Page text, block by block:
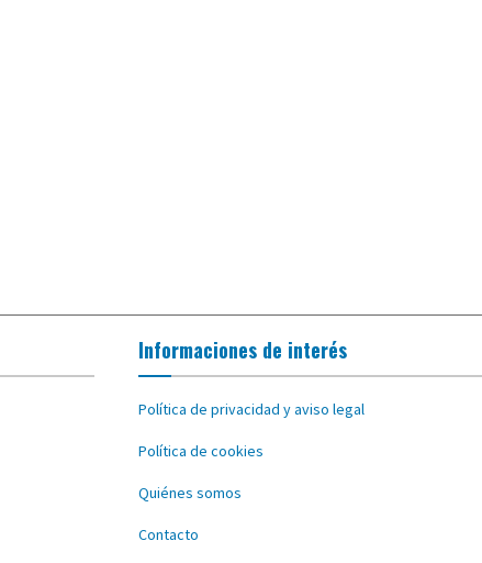
Informaciones de interés
Política de privacidad y aviso legal
Política de cookies
Quiénes somos
Contacto